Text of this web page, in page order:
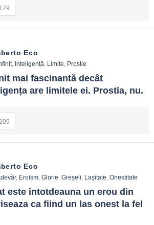
179
Eco
Inteligență Limite Prostie
mai fascinantă decât
are limitele ei. Prostia, nu.
209
Eco
, Eroism Glorie Greșeli Lașitate Onestitate
este intotdeauna un erou din
ca fiind un las onest la fel